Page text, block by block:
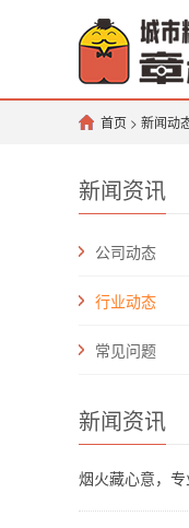
首页 > 新闻动
新闻资讯
公司动态
行业动态
常见问题
新闻资讯